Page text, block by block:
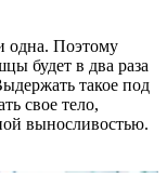
одна. Поэтому
будет в два раза
такое под
свое тело,
выносливостью.